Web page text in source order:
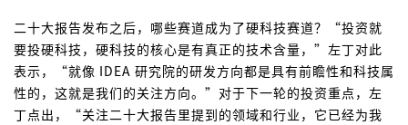
二十大报告发布之后，哪些赛道成为了硬科技赛道？“投资就
要投硬科技，硬科技的核心是有真正的技术含量，”左丁对此
表示，“就像 IDEA 研究院的研发方向都是具有前瞻性和科技属
性的，这就是我们的关注方向。”对于下一轮的投资重点，左
丁点出，“关注二十大报告里提到的领域和行业，它已经为我